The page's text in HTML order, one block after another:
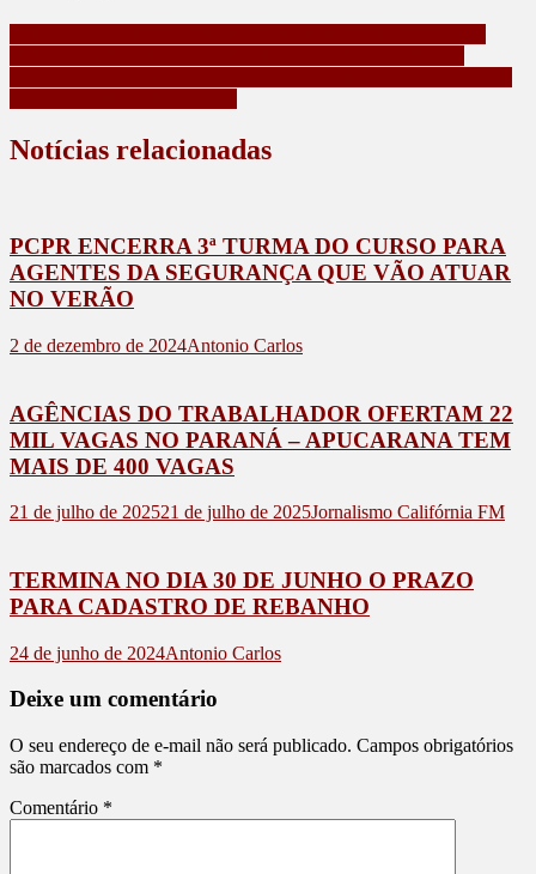
Notícias relacionadas
PCPR ENCERRA 3ª TURMA DO CURSO PARA
AGENTES DA SEGURANÇA QUE VÃO ATUAR
NO VERÃO
2 de dezembro de 2024Antonio Carlos
AGÊNCIAS DO TRABALHADOR OFERTAM 22
MIL VAGAS NO PARANÁ – APUCARANA TEM
MAIS DE 400 VAGAS
21 de julho de 202521 de julho de 2025Jornalismo Califórnia FM
TERMINA NO DIA 30 DE JUNHO O PRAZO
PARA CADASTRO DE REBANHO
24 de junho de 2024Antonio Carlos
Deixe um comentário
O seu endereço de e-mail não será publicado. Campos obrigatórios
são marcados com *
Comentário *